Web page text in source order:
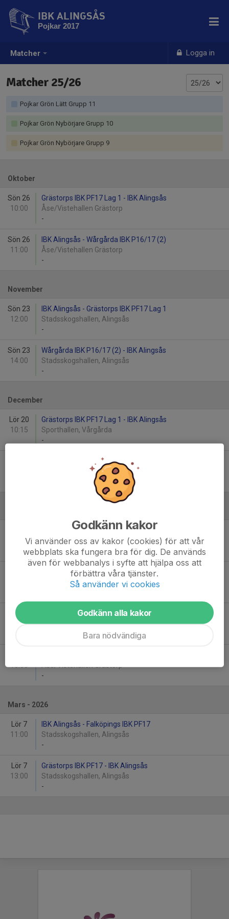
Matcher Logga in
IBK ALINGSÅS
Pojkar 2017
Matcher 25/26
Pojkar Grön Lätt Grupp 11
Pojkar Grön Nybörjare Grupp 10
Pojkar Grön Nybörjare Grupp 9
Oktober
Sön 26
10:00
Grästorps IBK PF17 Lag 1 - IBK Alingsås
Åse/Vistehallen Grästorp
-
Sön 26
11:00
IBK Alingsås - Wårgårda IBK P16/17 (2)
Åse/Vistehallen Grästorp
-
November
Sön 23
12:00
IBK Alingsås - Grästorps IBK PF17 Lag 1
Stadsskogshallen, Alingsås
-
Sön 23
14:00
Wårgårda IBK P16/17 (2) - IBK Alingsås
Stadsskogshallen, Alingsås
-
December
Lör 20
10:15
Grästorps IBK PF17 Lag 1 - IBK Alingsås
Sporthallen, Vårgårda
-
IBK Alingsås - Wårgårda IBK P16/17 (2)
Sporthallen, Vårgårda
14:00
Grästorps IBK PF17 - IBK Alingsås
Frejahallen, Falköping
-
IBK Alingsås - Falköpings IBK PF17
Frejahallen, Falköping
Lör 21
15:00
Falköpings IBK PF17 - IBK Alingsås
Åse/Vistehallen Grästorp
16:00
Åse/Vistehallen Grästorp
-
Mars - 2026
Lör 7
11:00
IBK Alingsås - Falköpings IBK PF17
Stadsskogshallen, Alingsås
-
Lör 7
13:00
Grästorps IBK PF17 - IBK Alingsås
Stadsskogshallen, Alingsås
-
Godkänn kakor
Vi använder oss av kakor (cookies) för att vår
webbplats ska fungera bra för dig. De används
även för webbanalys i syfte att hjälpa oss att
förbättra våra tjänster.
Så använder vi cookies
Godkänn alla kakor
Bara nödvändiga